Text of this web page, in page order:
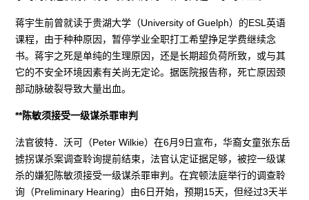
蒋宇生前曾就读于贵湖大学（University of Guelph）的ESL英语
课程，由于种种原因，暂停学业全职打工希望挣足学费继续念
书。蒋宇之死是单纯的生理原因，还是长期超负荷所致，或与其
它的不安全环境因素有关尚无定论。据医院报告称，死亡原因颈
部动脉破裂导致大量出血。
**陈敏须接受一级谋杀罪审判
法官彼特．沃可（Peter Wilkie）在6月9日宣布，华裔女童张东岳
掳拐谋杀案调查聆询提前结束，法官认定证据足够，被控一级谋
杀的嫌犯陈敏须接受一级谋杀罪审判。在宾顿法庭举行的调查聆
询（Preliminary Hearing）由6日开始，预期15天，但经过3天半